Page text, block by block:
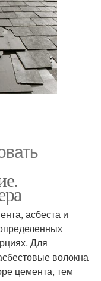
асбеста и
Для
волокна
цемента, тем